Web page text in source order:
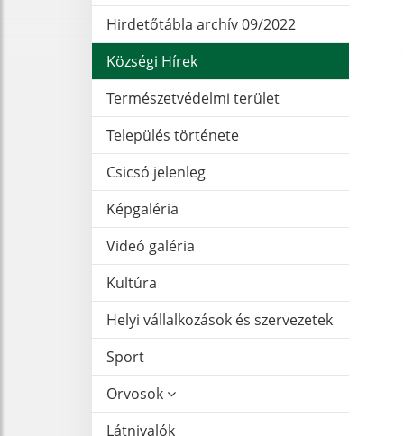
Hirdetőtábla archív 09/2022
Községi Hírek
Természetvédelmi terület
Település története
Csicsó jelenleg
Képgaléria
Videó galéria
Kultúra
Helyi vállalkozások és szervezetek
Sport
Orvosok
Látnivalók